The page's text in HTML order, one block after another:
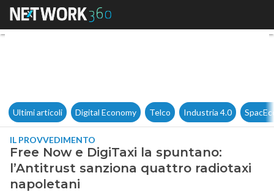
Free Now e DigiTaxi la
Ultimi articoli Digital Economy Telco Industria 4.0
IL PROVVEDIMENTO
Free Now e DigiTaxi la spuntano:
l’Antitrust sanziona quattro radiotaxi
napoletani